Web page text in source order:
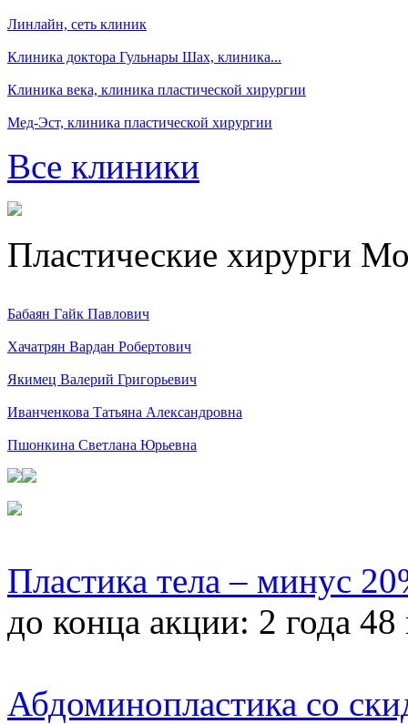
Линлайн, сеть клиник
Клиника доктора Гульнары Шах, клиника...
Клиника века, клиника пластической хирургии
Мед-Эст, клиника пластической хирургии
Все клиники
Пластические хирурги
Бабаян Гайк Павлович
Хачатрян Вардан Робертович
Якимец Валерий Григорьевич
Иванченкова Татьяна Александровна
Пшонкина Светлана Юрьевна
Пластика тела – минус
до конца акции: 2 года 48
Абдоминопластика со